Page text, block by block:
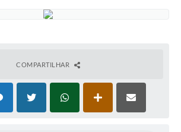
COMPARTILHAR